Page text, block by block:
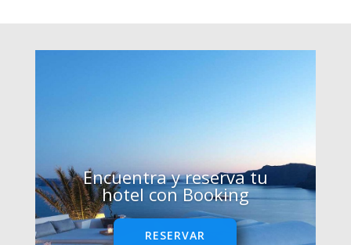
Encuentra y reserva tu
hotel con Booking
RESERVAR